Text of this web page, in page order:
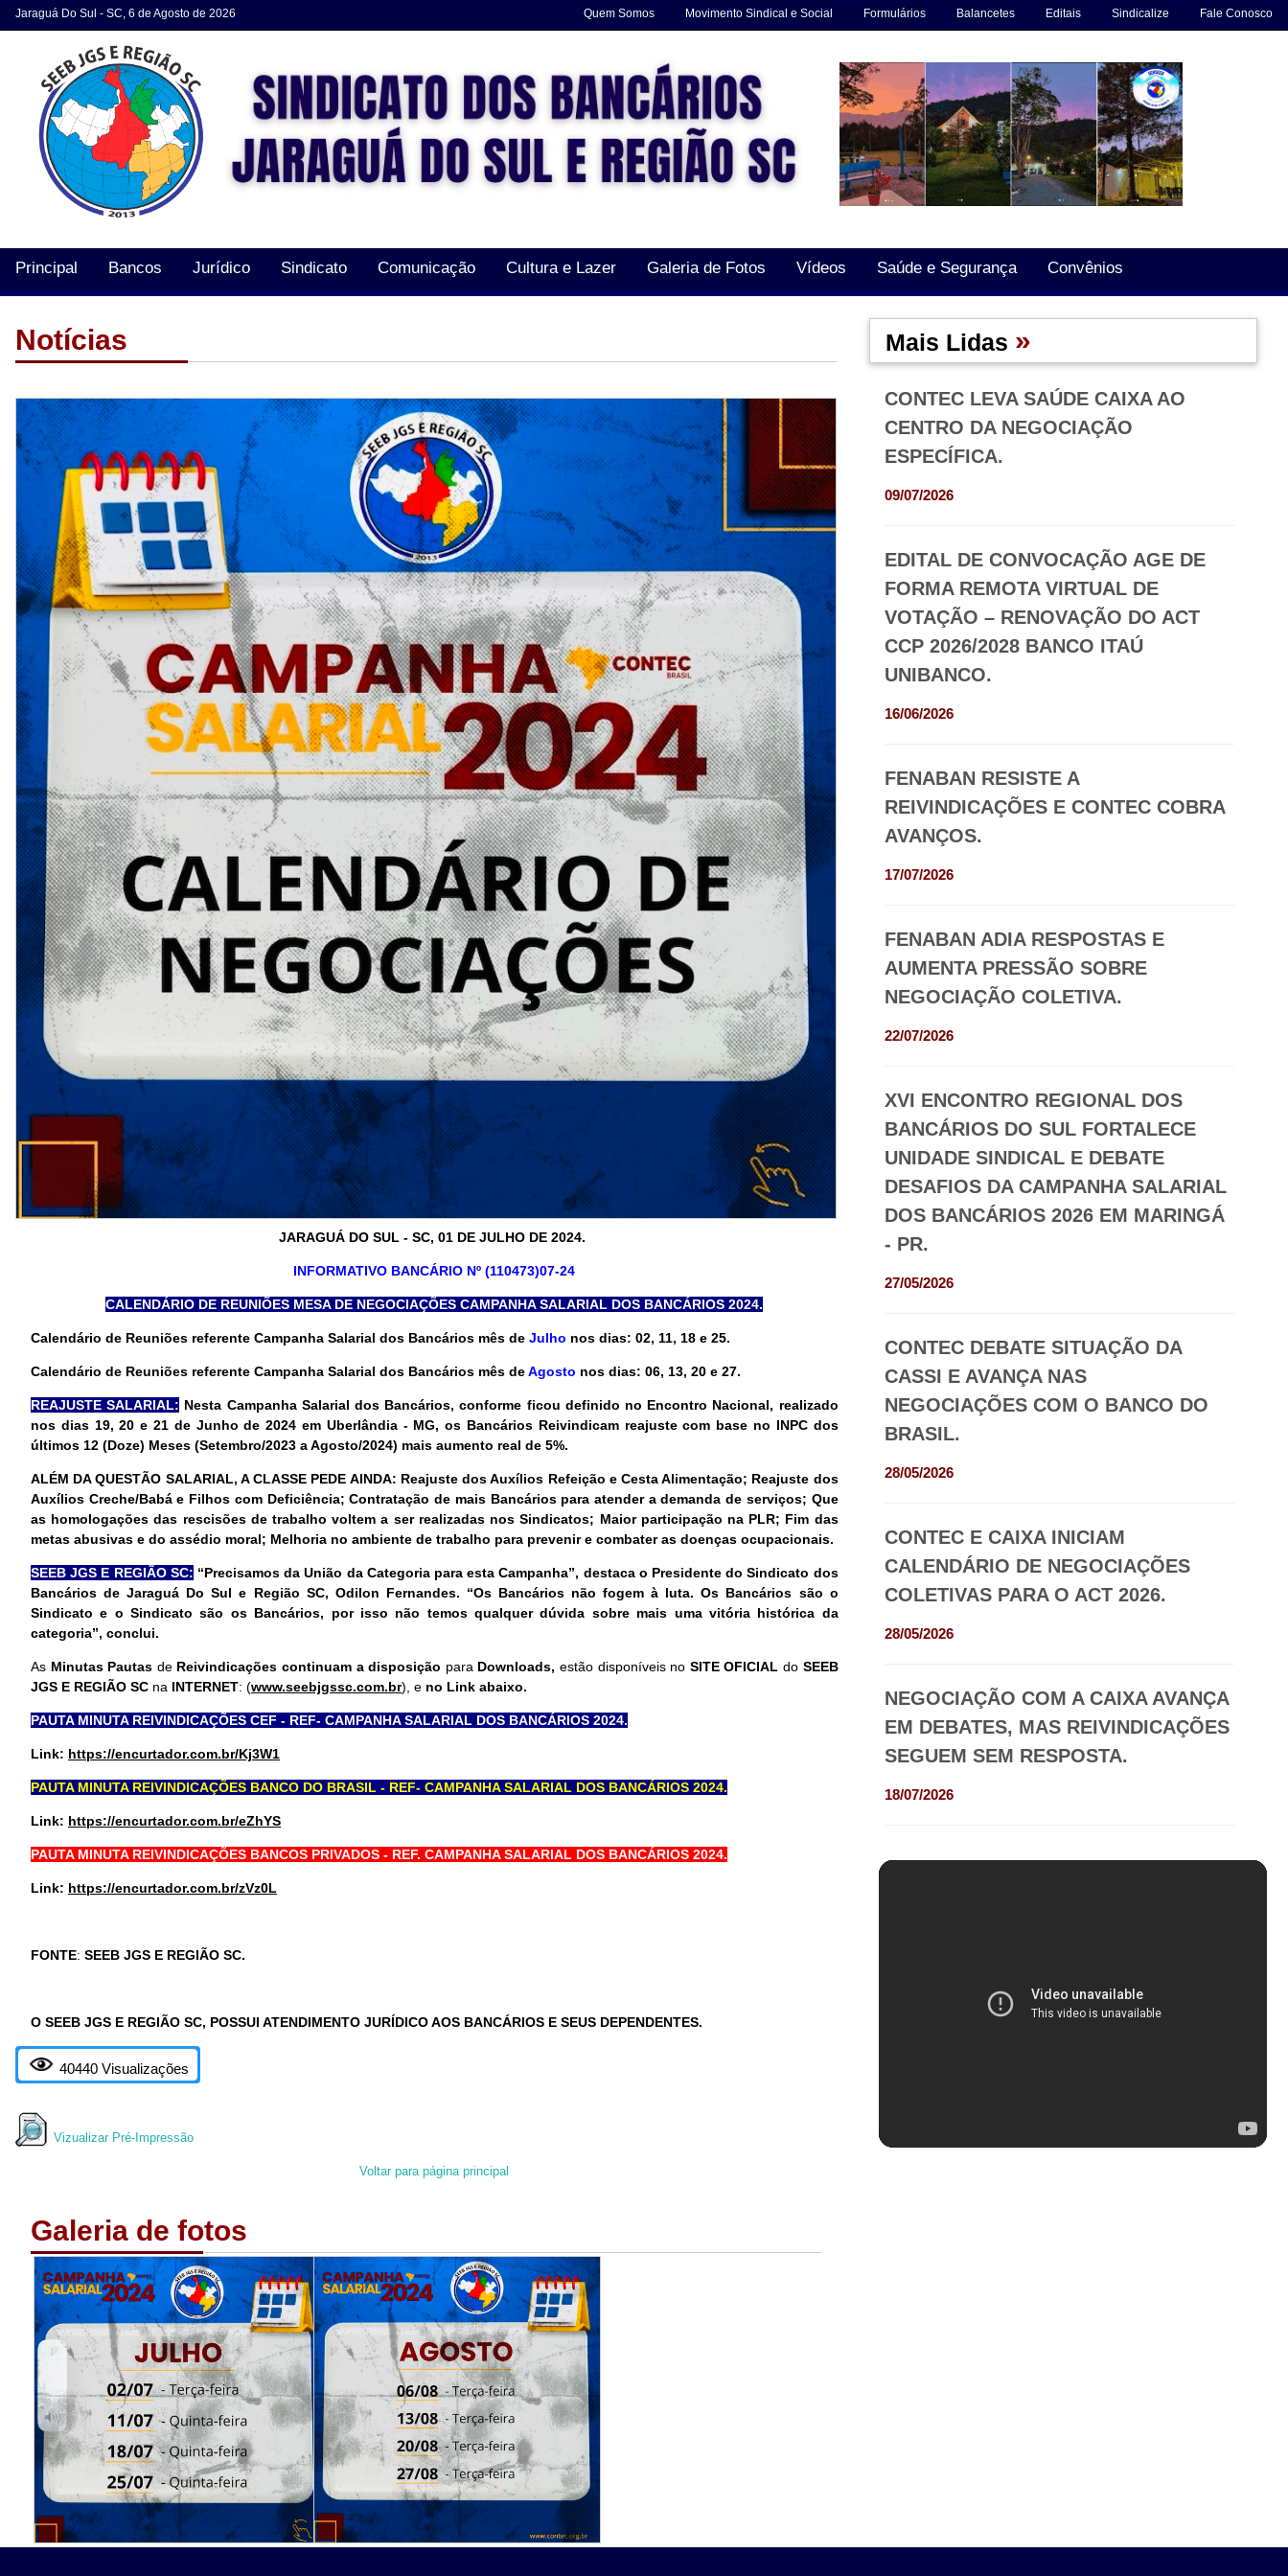
Jaraguá Do Sul - SC, 6 de Agosto de 2026 Fale Conosco
Sindicalize
Editais
Balancetes
Formulários
Movimento Sindical e Social
Quem Somos
Principal Bancos Jurídico Sindicato Comunicação Cultura e Lazer Galeria de Fotos Vídeos Saúde e Segurança Convênios
Notícias
JARAGUÁ DO SUL - SC, 01 DE JULHO DE 2024.
INFORMATIVO BANCÁRIO Nº (110473)07-24
CALENDÁRIO DE REUNIÕES MESA DE NEGOCIAÇÕES CAMPANHA SALARIAL DOS BANCÁRIOS 2024.
Calendário de Reuniões referente Campanha Salarial dos Bancários mês de Julho nos dias: 02, 11, 18 e 25.
Calendário de Reuniões referente Campanha Salarial dos Bancários mês deAgosto nos dias: 06, 13, 20 e 27.
REAJUSTE SALARIAL: Nesta Campanha Salarial dos Bancários, conforme ficou definido no Encontro Nacional, realizado
nos dias 19, 20 e 21 de Junho de 2024 em Uberlândia - MG, os Bancários Reivindicam reajuste com base no INPC dos
últimos 12 (Doze) Meses (Setembro/2023 a Agosto/2024) mais aumento real de 5%.
ALÉM DA QUESTÃO SALARIAL, A CLASSE PEDE AINDA: Reajuste dos Auxílios Refeição e Cesta Alimentação; Reajuste dos
Auxílios Creche/Babá e Filhos com Deficiência; Contratação de mais Bancários para atender a demanda de serviços; Que
as homologações das rescisões de trabalho voltem a ser realizadas nos Sindicatos; Maior participação na PLR; Fim das
metas abusivas e do assédio moral; Melhoria no ambiente de trabalho para prevenir e combater as doenças ocupacionais.
SEEB JGS E REGIÃO SC: “Precisamos da União da Categoria para esta Campanha”, destaca o Presidente do Sindicato dos
Bancários de Jaraguá Do Sul e Região SC, Odilon Fernandes. “Os Bancários não fogem à luta. Os Bancários são o
Sindicato e o Sindicato são os Bancários, por isso não temos qualquer dúvida sobre mais uma vitória histórica da
categoria”, conclui.
As Minutas Pautas deReivindicações continuam a disposição para Downloads,estão disponíveis no SITE OFICIALdo SEEB
JGS E REGIÃO SC na INTERNET: (www.seebjgssc.com.br), e no Link abaixo.
PAUTA MINUTA REIVINDICAÇÕES CEF - REF- CAMPANHA SALARIAL DOS BANCÁRIOS 2024.
Link: https://encurtador.com.br/Kj3W1
PAUTA MINUTA REIVINDICAÇÕES BANCO DO BRASIL - REF- CAMPANHA SALARIAL DOS BANCÁRIOS 2024.
Link: https://encurtador.com.br/eZhYS
PAUTA MINUTA REIVINDICAÇÕES BANCOS PRIVADOS - REF. CAMPANHA SALARIAL DOS BANCÁRIOS 2024.
Link: https://encurtador.com.br/zVz0L
FONTE: SEEB JGS E REGIÃO SC.
O SEEB JGS E REGIÃO SC, POSSUI ATENDIMENTO JURÍDICO AOS BANCÁRIOS E SEUS DEPENDENTES.
40440 Visualizações
Vizualizar Pré-Impressão
Voltar para página principal
Galeria de fotos
Mais Lidas »
CONTEC LEVA SAÚDE CAIXA AO
CENTRO DA NEGOCIAÇÃO
ESPECÍFICA.
09/07/2026
EDITAL DE CONVOCAÇÃO AGE DE
FORMA REMOTA VIRTUAL DE
VOTAÇÃO – RENOVAÇÃO DO ACT
CCP 2026/2028 BANCO ITAÚ
UNIBANCO.
16/06/2026
FENABAN RESISTE A
REIVINDICAÇÕES E CONTEC COBRA
AVANÇOS.
17/07/2026
FENABAN ADIA RESPOSTAS E
AUMENTA PRESSÃO SOBRE
NEGOCIAÇÃO COLETIVA.
22/07/2026
XVI ENCONTRO REGIONAL DOS
BANCÁRIOS DO SUL FORTALECE
UNIDADE SINDICAL E DEBATE
DESAFIOS DA CAMPANHA SALARIAL
DOS BANCÁRIOS 2026 EM MARINGÁ
- PR.
27/05/2026
CONTEC DEBATE SITUAÇÃO DA
CASSI E AVANÇA NAS
NEGOCIAÇÕES COM O BANCO DO
BRASIL.
28/05/2026
CONTEC E CAIXA INICIAM
CALENDÁRIO DE NEGOCIAÇÕES
COLETIVAS PARA O ACT 2026.
28/05/2026
NEGOCIAÇÃO COM A CAIXA AVANÇA
EM DEBATES, MAS REIVINDICAÇÕES
SEGUEM SEM RESPOSTA.
18/07/2026